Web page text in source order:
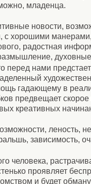
младенца.
новости,
с хорошими
радостная
перед нами
гадающему в
предвещает
креативных
леность,
зависимость,
человека,
проявляет
и будет